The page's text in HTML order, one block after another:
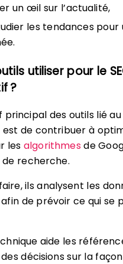
un œil sur l’actualité,
les tendances pour
utiliser pour le
?
principal des outils lié au
de contribuer à
lesalgorithmesde
recherche.
ils analysent les
de prévoir ce qui se
aide les
décisions sur la